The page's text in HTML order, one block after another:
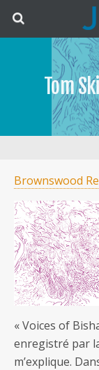
Tom
Brownswood
« Voices of
enregistré par
m’explique.